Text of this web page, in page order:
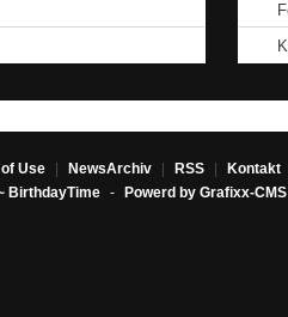
Use NewsArchiv RSS Kontakt
BirthdayTime - Powerd by Grafixx-CMS